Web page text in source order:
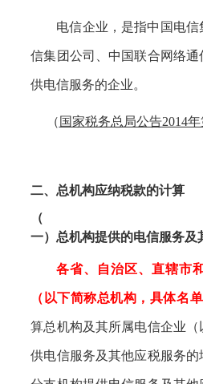
电信企业，是指中国电
信集团公司、中国联合网络
供电信服务的企业。
（ 国家税务总局公告2014
二、总机构应纳税款的计算
（
一）总机构提供的电信服务及
各省、自治区、直辖市
（以下简称总机构，具体名
算总机构及其所属电信企业
供电信服务及其他应税服务